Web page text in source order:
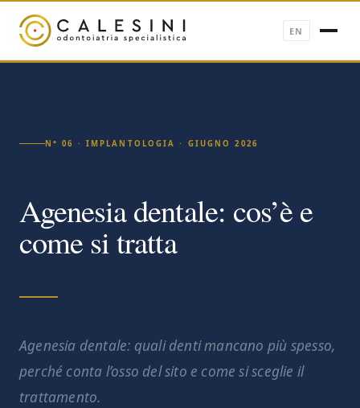
EN
N° 06 · IMPLANTOLOGIA · GIUGNO 2026
Agenesia dentale: cos’è e
come si tratta
Agenesia dentale: quali denti mancano più spesso,
perché conta l’osso del sito e come si sceglie il
trattamento.